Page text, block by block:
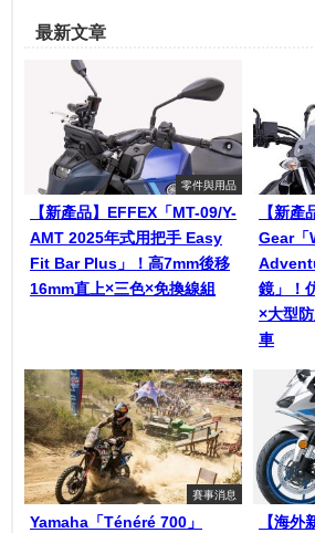
最新文章
零件與用品
【新產品】EFFEX「MT-09/Y-
AMT 2025年式用把手 Easy
Fit Bar Plus」！高7mm後移
16mm直上×三色×免換線組
【新產
Gear「
鏡」！
×大型
車
賽事消息
Yamaha「Ténéré 700」
【海外